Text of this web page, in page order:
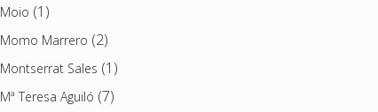
Moio (1)
Momo Marrero (2)
Montserrat Sales (1)
Mª Teresa Aguiló (7)